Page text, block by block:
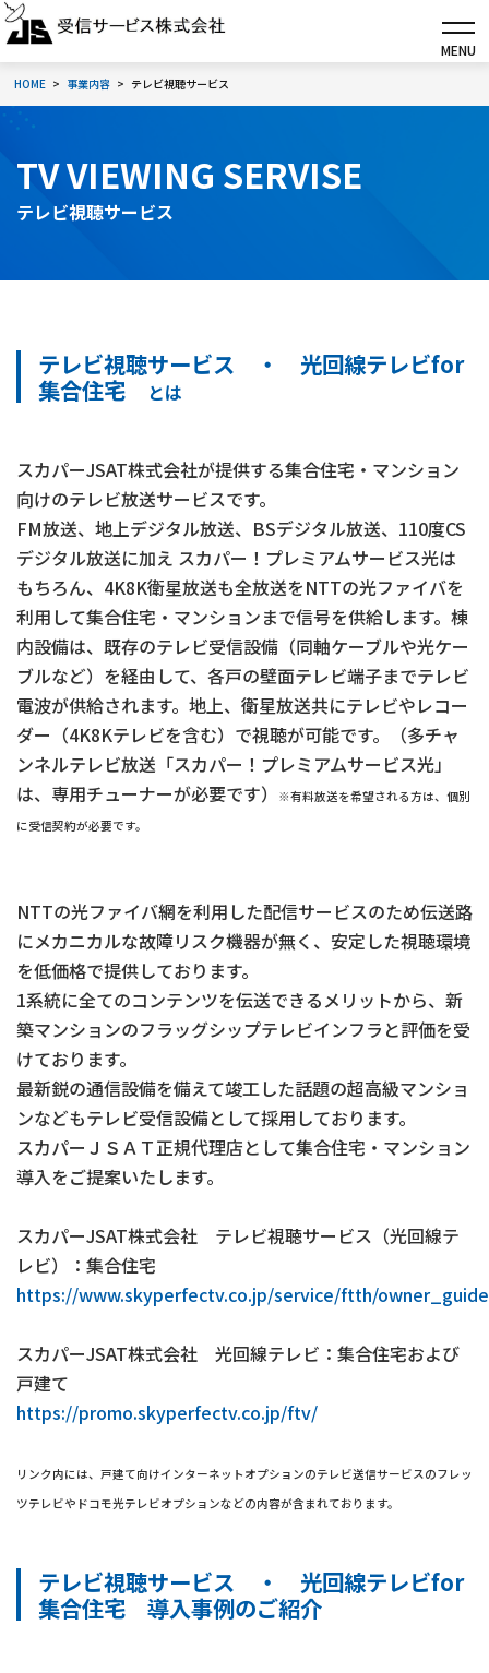
MENU
HOME 事業内容 テレビ視聴サービス
TV VIEWING SERVISE
テレビ視聴サービス
テレビ視聴サービス ・ 光回線テレビfor
集合住宅
とは
スカパーJSAT株式会社が提供する集合住宅・マンション
向けのテレビ放送サービスです。
FM放送、地上デジタル放送、BSデジタル放送、110度CS
デジタル放送に加え スカパー！プレミアムサービス光は
もちろん、4K8K衛星放送も全放送をNTTの光ファイバを
利用して集合住宅・マンションまで信号を供給します。棟
内設備は、既存のテレビ受信設備（同軸ケーブルや光ケー
ブルなど）を経由して、各戸の壁面テレビ端子までテレビ
電波が供給されます。地上、衛星放送共にテレビやレコー
ダー（4K8Kテレビを含む）で視聴が可能です。（多チャ
ンネルテレビ放送「スカパー！プレミアムサービス光」
は、専用チューナーが必要です）
※有料放送を希望される方は、個別
に受信契約が必要です。
NTTの光ファイバ網を利用した配信サービスのため伝送路
にメカニカルな故障リスク機器が無く、安定した視聴環境
を低価格で提供しております。
1系統に全てのコンテンツを伝送できるメリットから、新
築マンションのフラッグシップテレビインフラと評価を受
けております。
最新鋭の通信設備を備えて竣工した話題の超高級マンショ
ンなどもテレビ受信設備として採用しております。
スカパーＪＳＡＴ正規代理店として集合住宅・マンション
導入をご提案いたします。
スカパーJSAT株式会社 テレビ視聴サービス（光回線テ
レビ）：集合住宅
https://www.skyperfectv.co.jp/service/ftth/
スカパーJSAT株式会社 光回線テレビ：集合住宅および
戸建て
https://promo.skyperfectv.co.jp/ftv/
リンク内には、戸建て向けインターネットオプションのテレビ送信サービスのフレッ
ツテレビやドコモ光テレビオプションなどの内容が含まれております。
テレビ視聴サービス ・ 光回線テレビfor
集合住宅 導入事例のご紹介